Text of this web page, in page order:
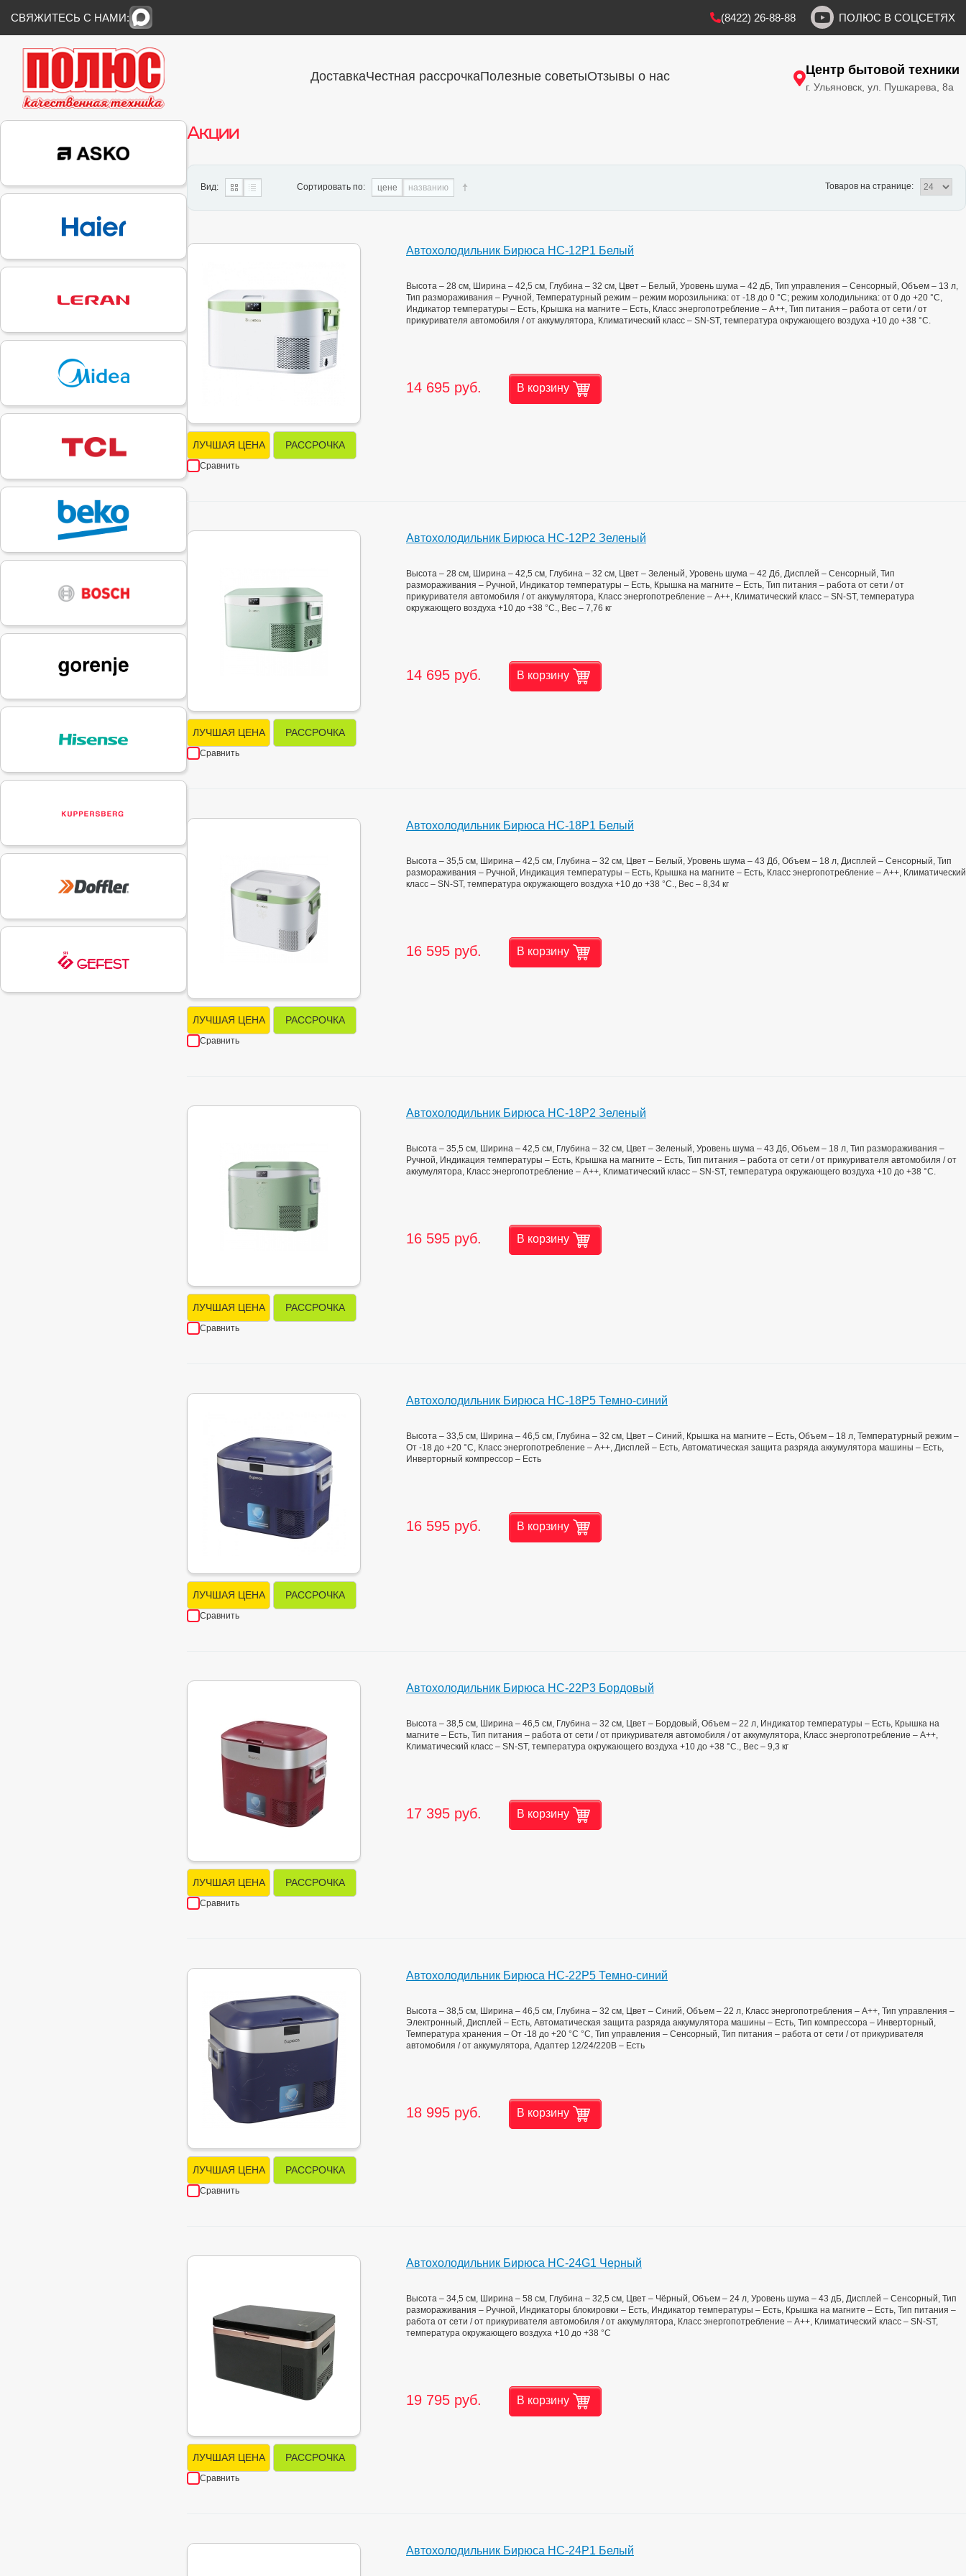
СВЯЖИТЕСЬ С НАМИ: (8422) 26-88-88 ПОЛЮС В СОЦСЕТЯХ
ДоставкаЧестная рассрочкаПолезные советыОтзывы о нас Центр бытовой техники
г. Ульяновск, ул. Пушкарева, 8а
Акции
Вид: Сортировать по: цене названию Товаров на странице:
ЛУЧШАЯ ЦЕНА РАССРОЧКА
Автохолодильник Бирюса НС-12P1 Белый
Высота – 28 см, Ширина – 42,5 см, Глубина – 32 см, Цвет – Белый, Уровень шума – 42 дБ, Тип управления – Сенсорный, Объем – 13 л,
Тип размораживания – Ручной, Температурный режим – режим морозильника: от -18 до 0 °C; режим холодильника: от 0 до +20 °C,
Индикатор температуры – Есть, Крышка на магните – Есть, Класс энергопотребление – А++, Тип питания – работа от сети / от
прикуривателя автомобиля / от аккумулятора, Климатический класс – SN-ST, температура окружающего воздуха +10 до +38 °С.
14 695 руб. В корзину
Сравнить
ЛУЧШАЯ ЦЕНА РАССРОЧКА
Автохолодильник Бирюса НС-12P2 Зеленый
Высота – 28 см, Ширина – 42,5 см, Глубина – 32 см, Цвет – Зеленый, Уровень шума – 42 Дб, Дисплей – Сенсорный, Тип
размораживания – Ручной, Индикатор температуры – Есть, Крышка на магните – Есть, Тип питания – работа от сети / от
прикуривателя автомобиля / от аккумулятора, Класс энергопотребление – А++, Климатический класс – SN-ST, температура
окружающего воздуха +10 до +38 °С., Вес – 7,76 кг
14 695 руб. В корзину
Сравнить
ЛУЧШАЯ ЦЕНА РАССРОЧКА
Автохолодильник Бирюса НС-18P1 Белый
Высота – 35,5 см, Ширина – 42,5 см, Глубина – 32 см, Цвет – Белый, Уровень шума – 43 Дб, Объем – 18 л, Дисплей – Сенсорный, Тип
размораживания – Ручной, Индикация температуры – Есть, Крышка на магните – Есть, Класс энергопотребление – А++, Климатический
класс – SN-ST, температура окружающего воздуха +10 до +38 °С., Вес – 8,34 кг
16 595 руб. В корзину
Сравнить
ЛУЧШАЯ ЦЕНА РАССРОЧКА
Автохолодильник Бирюса НС-18P2 Зеленый
Высота – 35,5 см, Ширина – 42,5 см, Глубина – 32 см, Цвет – Зеленый, Уровень шума – 43 Дб, Объем – 18 л, Тип размораживания –
Ручной, Индикация температуры – Есть, Крышка на магните – Есть, Тип питания – работа от сети / от прикуривателя автомобиля / от
аккумулятора, Класс энергопотребление – А++, Климатический класс – SN-ST, температура окружающего воздуха +10 до +38 °С.
16 595 руб. В корзину
Сравнить
ЛУЧШАЯ ЦЕНА РАССРОЧКА
Автохолодильник Бирюса НС-18P5 Темно-синий
Высота – 33,5 см, Ширина – 46,5 см, Глубина – 32 см, Цвет – Синий, Крышка на магните – Есть, Объем – 18 л, Температурный режим –
От -18 до +20 °C, Класс энергопотребление – А++, Дисплей – Есть, Автоматическая защита разряда аккумулятора машины – Есть,
Инверторный компрессор – Есть
16 595 руб. В корзину
Сравнить
ЛУЧШАЯ ЦЕНА РАССРОЧКА
Автохолодильник Бирюса НС-22P3 Бордовый
Высота – 38,5 см, Ширина – 46,5 см, Глубина – 32 см, Цвет – Бордовый, Объем – 22 л, Индикатор температуры – Есть, Крышка на
магните – Есть, Тип питания – работа от сети / от прикуривателя автомобиля / от аккумулятора, Класс энергопотребление – А++,
Климатический класс – SN-ST, температура окружающего воздуха +10 до +38 °С., Вес – 9,3 кг
17 395 руб. В корзину
Сравнить
ЛУЧШАЯ ЦЕНА РАССРОЧКА
Автохолодильник Бирюса НС-22P5 Темно-синий
Высота – 38,5 см, Ширина – 46,5 см, Глубина – 32 см, Цвет – Синий, Объем – 22 л, Класс энергопотребления – А++, Тип управления –
Электронный, Дисплей – Есть, Автоматическая защита разряда аккумулятора машины – Есть, Тип компрессора – Инверторный,
Температура хранения – От -18 до +20 °C °C, Тип управления – Сенсорный, Тип питания – работа от сети / от прикуривателя
автомобиля / от аккумулятора, Адаптер 12/24/220В – Есть
18 995 руб. В корзину
Сравнить
ЛУЧШАЯ ЦЕНА РАССРОЧКА
Автохолодильник Бирюса НС-24G1 Черный
Высота – 34,5 см, Ширина – 58 см, Глубина – 32,5 см, Цвет – Чёрный, Объем – 24 л, Уровень шума – 43 дБ, Дисплей – Сенсорный, Тип
размораживания – Ручной, Индикаторы блокировки – Есть, Индикатор температуры – Есть, Крышка на магните – Есть, Тип питания –
работа от сети / от прикуривателя автомобиля / от аккумулятора, Класс энергопотребление – А++, Климатический класс – SN-ST,
температура окружающего воздуха +10 до +38 °С
19 795 руб. В корзину
Сравнить
Автохолодильник Бирюса НС-24P1 Белый